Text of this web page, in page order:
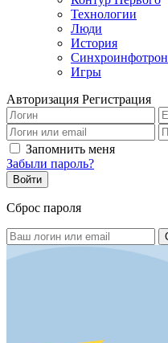
Технологии
Люди
История
Синхроинфотрон
Игры
Авторизация Регистрация
Запомнить меня
Забыли пароль?
Сброс пароля